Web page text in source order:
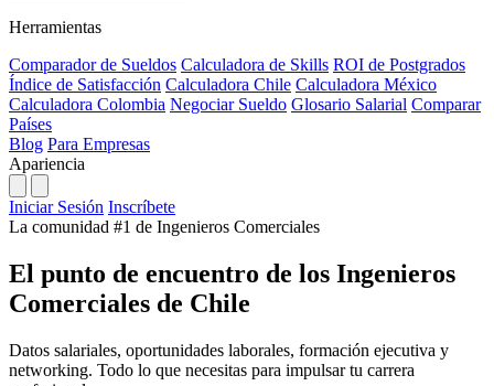
Herramientas
Comparador de Sueldos Calculadora de Skills ROI de Postgrados
Índice de Satisfacción Calculadora Chile Calculadora México
Calculadora Colombia Negociar Sueldo Glosario Salarial Comparar
Países
Blog Para Empresas
Apariencia
Iniciar Sesión Inscríbete
La comunidad #1 de Ingenieros Comerciales
El punto de encuentro de los Ingenieros
Comerciales de Chile
Datos salariales, oportunidades laborales, formación ejecutiva y
networking. Todo lo que necesitas para impulsar tu carrera